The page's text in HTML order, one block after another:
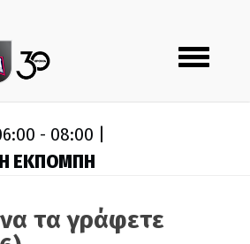
Toggle
navigation
- 08:00 |
ΕΚΠΟΜΠΗ
τα γράφετε